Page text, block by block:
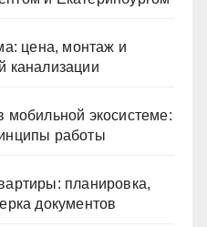
цена, монтаж и
канализации
мобильной экосистеме:
работы
планировка,
документов